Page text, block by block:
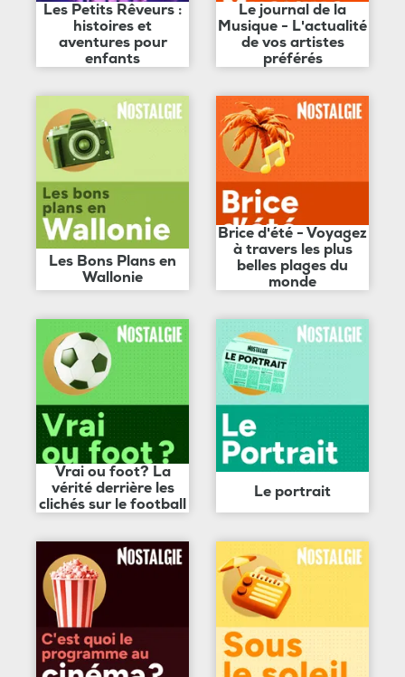
Les Petits Rêveurs :
histoires et
aventures pour
enfants
Le journal de la
Musique - L'actualité
de vos artistes
préférés
Les Bons Plans en
Wallonie
Brice d'été - Voyagez
à travers les plus
belles plages du
monde
Vrai ou foot? La
vérité derrière les
clichés sur le football
Le portrait